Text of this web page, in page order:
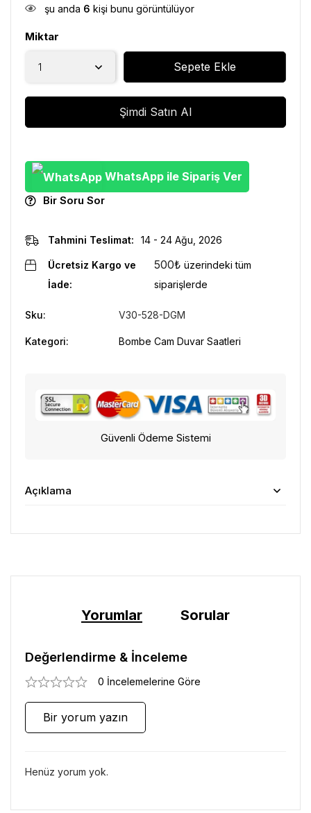
şu anda 6 kişi bunu görüntülüyor
Miktar
Sepete Ekle
Şimdi Satın Al
WhatsApp ile Sipariş Ver
Bir Soru Sor
Tahmini Teslimat: 14 - 24 Ağu, 2026
Ücretsiz Kargo ve
İade:
500₺ üzerindeki tüm
siparişlerde
Sku: V30-528-DGM
Kategori: Bombe Cam Duvar Saatleri
Güvenli Ödeme Sistemi
Açıklama
Yorumlar Sorular
Değerlendirme & İnceleme
0 İncelemelerine Göre
Bir yorum yazın
Henüz yorum yok.